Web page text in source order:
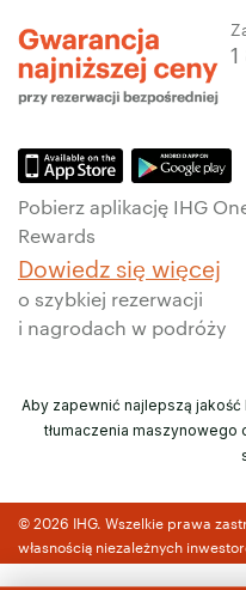
Pobierz aplikację IHG
Rewards
Dowiedz się więcej
o szybkiej rezerwacji
i nagrodach w podróży
Aby zapewnić najlepszą
tłumaczenia maszynowego
© 2026 IHG. Wszelkie prawa
własnością niezależnych